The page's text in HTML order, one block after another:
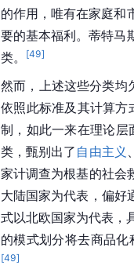
的作用，唯有在家庭和
要的基本福利。蒂特马
类。
[49]
然而，上述这些分类均
依照此标准及其计算方
制，如此一来在理论层
类，甄别出了 自由主义
家计调查为根基的社会
大陆国家为代表，偏好
式以北欧国家为代表，
的模式划分将去商品
[49]